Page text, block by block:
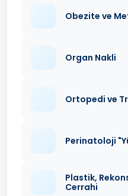
Obezite ve
Organ Nakli
Ortopedi ve
Perinatoloji
Plastik,
Cerrahi